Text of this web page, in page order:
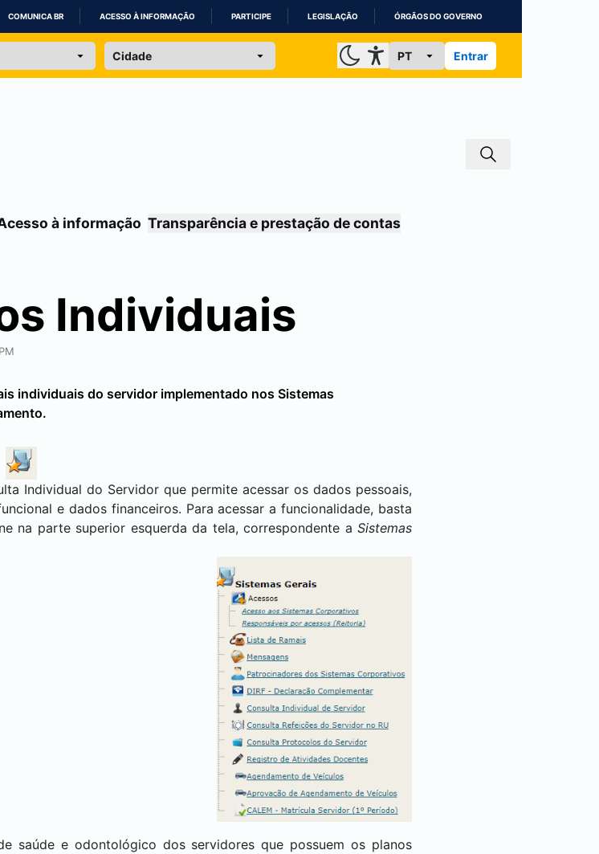
IR
COMUNICA BR ACESSO À INFORMAÇÃO PARTICIPE LEGISLAÇÃO ÓRGÃOS DO GOVERNO
Entrar
à informação Transparência e prestação de contas
Individuais
individuais do servidor implementado nos Sistemas
Individual do Servidor que permite acessar os dados pessoais,
e dados financeiros. Para acessar a funcionalidade, basta
na parte superior esquerda da tela, correspondente a Sistemas
saúde e odontológico dos servidores que possuem os planos